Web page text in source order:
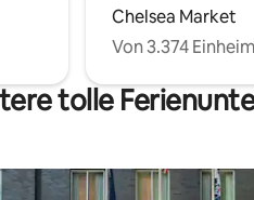
Chelsea Market
Von 3.374
tolle